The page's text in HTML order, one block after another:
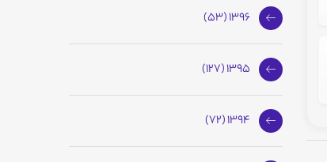
1396 (53)
1395 (127)
1394 (72)